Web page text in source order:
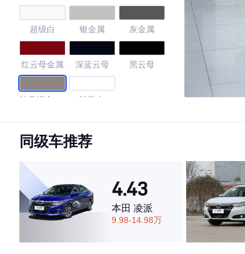
超级白 银金属 灰金属
红云母金属 深蓝云母 黑云母
铂青铜金属
珍珠白
4.74
·外观表现较为优秀，优于65%同级车
·内饰表现较为优秀，优于55%同级车
·空间表现较为优秀，优于77%同级车
同级车推荐
4.43
本田 凌派
9.98-14.98万